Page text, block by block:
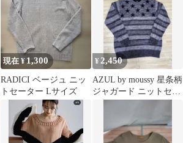
現在 ¥1,300
RADICI ベージュ ニッ
トセーター Lサイズ
¥2,450
AZUL by moussy 星条柄
ジャガード ニットセー